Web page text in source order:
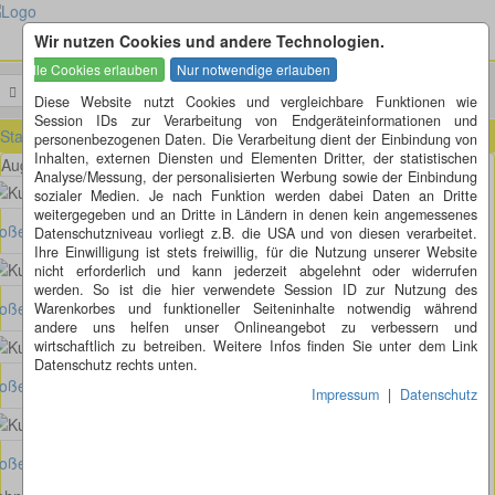
Wir nutzen Cookies und andere Technologien.
Diese Website nutzt Cookies und vergleichbare Funktionen wie
Session IDs zur Verarbeitung von Endgeräteinformationen und
personenbezogenen Daten. Die Verarbeitung dient der Einbindung von
Inhalten, externen Diensten und Elementen Dritter, der statistischen
Analyse/Messung, der personalisierten Werbung sowie der Einbindung
sozialer Medien. Je nach Funktion werden dabei Daten an Dritte
weitergegeben und an Dritte in Ländern in denen kein angemessenes
Datenschutzniveau vorliegt z.B. die USA und von diesen verarbeitet.
Ihre Einwilligung ist stets freiwillig, für die Nutzung unserer Website
nicht erforderlich und kann jederzeit abgelehnt oder widerrufen
werden. So ist die hier verwendete Session ID zur Nutzung des
Warenkorbes und funktioneller Seiteninhalte notwendig während
andere uns helfen unser Onlineangebot zu verbessern und
wirtschaftlich zu betreiben. Weitere Infos finden Sie unter dem Link
Datenschutz rechts unten.
Impressum | Datenschutz
Startseite » Sachsen (SN) » Hohenstein (SN)
August-Bebel-Strasse - Am Bahnhof - Goldbachstrasse in Hohenstein
Bild anzeigen
Bild anzeigen
Bild anzeigen
Bild anzeigen